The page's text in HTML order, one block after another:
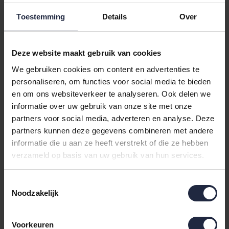
Toestemming Details Over
Deze website maakt gebruik van cookies
We gebruiken cookies om content en advertenties te
personaliseren, om functies voor social media te bieden
en om ons websiteverkeer te analyseren. Ook delen we
informatie over uw gebruik van onze site met onze
partners voor social media, adverteren en analyse. Deze
partners kunnen deze gegevens combineren met andere
informatie die u aan ze heeft verstrekt of die ze hebben
verzameld op basis van uw gebruik van hun services.
Noodzakelijk
Voorkeuren
Cawo Heren Home
Kimono Uni 828 S blau
99,90
Cawo Heren Home
Kimono 58 6607 kiesel
149,90